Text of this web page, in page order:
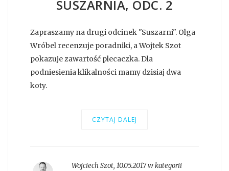
SUSZARNIA, ODC. 2
Zapraszamy na drugi odcinek "Suszarni". Olga
Wróbel recenzuje poradniki, a Wojtek Szot
pokazuje zawartość plecaczka. Dla
podniesienia klikalności mamy dzisiaj dwa
koty.
CZYTAJ DALEJ
Wojciech Szot,10.05.2017 w kategorii